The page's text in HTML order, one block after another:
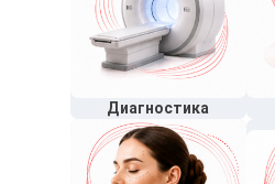
Диагностика